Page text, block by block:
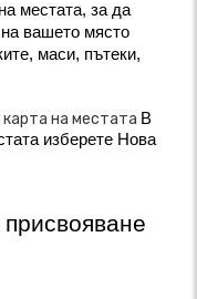
местата, за да
вашето място
маси, пътеки,
на местата В
изберете Нова